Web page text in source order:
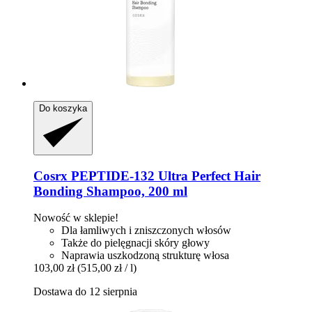
Do koszyka
Cosrx PEPTIDE-​132 Ultra Perfect Hair
Bonding Shampoo, 200 ml
Nowość w sklepie!
Dla łamliwych i zniszczonych włosów
Także do pielęgnacji skóry głowy
Naprawia uszkodzoną strukturę włosa
103,00 zł (515,00 zł / l)
Dostawa do 12 sierpnia